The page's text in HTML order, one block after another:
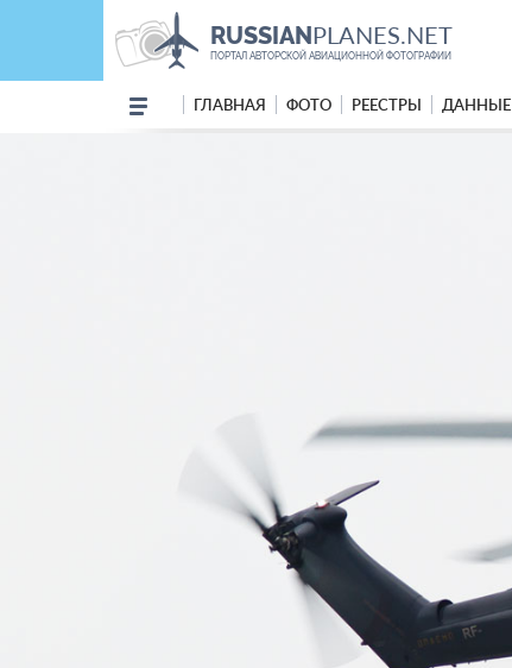
RUSSIANPLANES.NET
ПОРТАЛ АВТОРСКОЙ АВИАЦИОННОЙ ФОТОГРАФИИ
ГЛАВНАЯ ФОТО РЕЕСТРЫ ДАННЫЕ